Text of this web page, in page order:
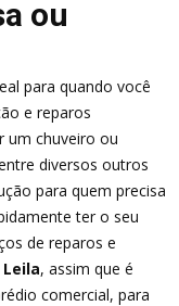
ou
para quando você
e reparos
um chuveiro ou
diversos outros
para quem precisa
ter o seu
de reparos e
, assim que é
comercial, para